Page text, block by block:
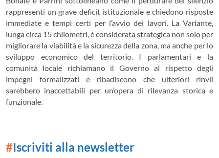
rappresenti un grave deficit istituzionale e chiedono risposte
immediate e tempi certi per l’avvio dei lavori. La Variante,
lunga circa 15 chilometri, è considerata strategica non solo per
migliorare la viabilità e la sicurezza della zona, ma anche per lo
sviluppo economico del territorio. I parlamentari e la
comunità locale richiamano il Governo al rispetto degli
impegni formalizzati e ribadiscono che ulteriori rinvii
sarebbero inaccettabili per un’opera di rilevanza storica e
funzionale.
#Iscriviti alla newsletter